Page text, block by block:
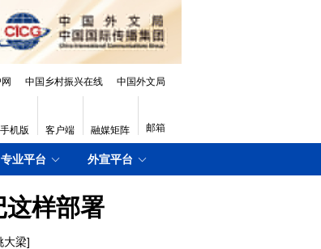
中国乡村振兴在线 中国外文局
手机版 客户端 融媒矩阵 邮箱
专业平台 外宣平台
这样部署
大梁]